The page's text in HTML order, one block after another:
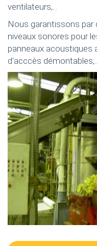
ventilateurs,...
Nous garantissons par
niveaux sonores pour
panneaux acoustiques
d'acccès